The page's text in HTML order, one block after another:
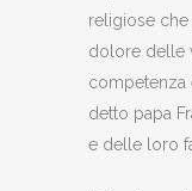
religiose che
dolore delle
competenza
detto papa
e delle loro